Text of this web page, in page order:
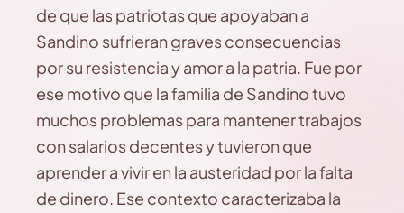
de que las patriotas que apoyaban a
Sandino sufrieran graves consecuencias
por su resistencia y amor a la patria. Fue por
ese motivo que la familia de Sandino tuvo
muchos problemas para mantener trabajos
con salarios decentes y tuvieron que
aprender a vivir en la austeridad por la falta
de dinero. Ese contexto caracterizaba la